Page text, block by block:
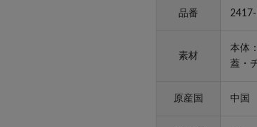
品番
素材
本体
蓋・
原産国 中国